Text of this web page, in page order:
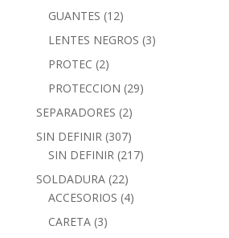
GUANTES (12)
LENTES NEGROS (3)
PROTEC (2)
PROTECCION (29)
SEPARADORES (2)
SIN DEFINIR (307)
SIN DEFINIR (217)
SOLDADURA (22)
ACCESORIOS (4)
CARETA (3)